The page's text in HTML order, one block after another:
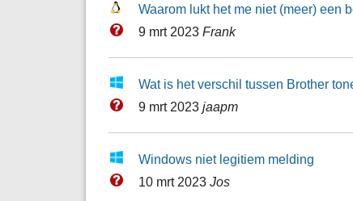
Waarom lukt het me niet (meer) een
9 mrt 2023 Frank
Wat is het verschil tussen Brother
9 mrt 2023 jaapm
Windows niet legitiem melding
10 mrt 2023 Jos